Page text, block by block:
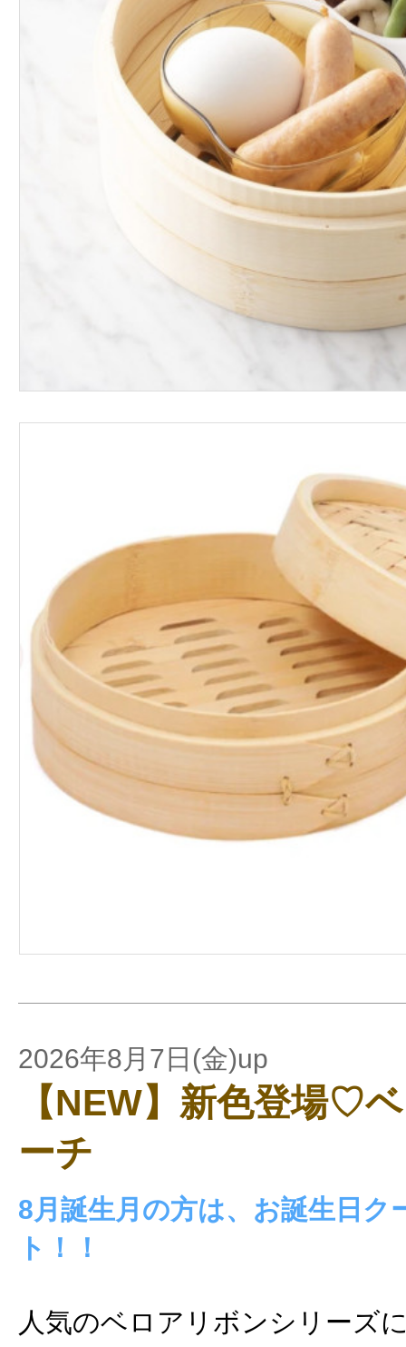
2026年8月7日(金)up
【NEW】新色登場♡
ーチ
8月誕生月の方は、お誕生日ク
ト！！
人気のベロアリボンシリーズ